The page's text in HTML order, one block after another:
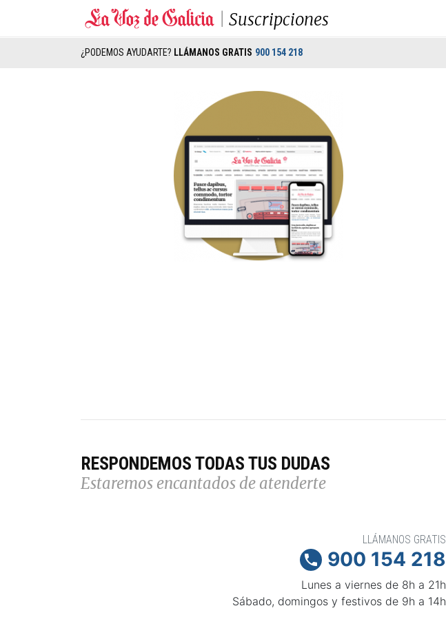
Suscripciones
¿PODEMOS AYUDARTE? LLÁMANOS GRATIS 900 154 218
RESPONDEMOS TODAS TUS DUDAS
Estaremos encantados de atenderte
LLÁMANOS GRATIS
 900 154 218
Lunes a viernes de 8h a 21h
Sábado, domingos y festivos de 9h a 14h